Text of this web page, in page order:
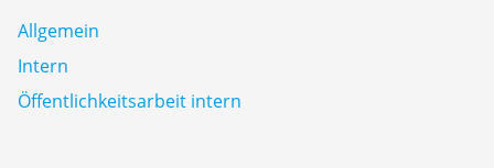
Allgemein
Intern
Öffentlichkeitsarbeit intern